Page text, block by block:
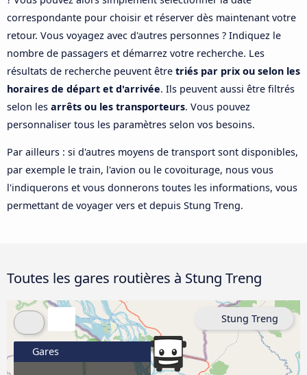
correspondante pour choisir et réserver dès maintenant votre
retour. Vous voyagez avec d'autres personnes ? Indiquez le
nombre de passagers et démarrez votre recherche. Les
résultats de recherche peuvent être triés par prix ou selon les
horaires de départ et d'arrivée. Ils peuvent aussi être filtrés
selon les arrêts ou les transporteurs. Vous pouvez
personnaliser tous les paramètres selon vos besoins.
Par ailleurs : si d'autres moyens de transport sont disponibles,
par exemple le train, l'avion ou le covoiturage, nous vous
l'indiquerons et vous donnerons toutes les informations, vous
permettant de voyager vers et depuis Stung Treng.
Toutes les gares routières à Stung Treng
Gares
Stung Treng